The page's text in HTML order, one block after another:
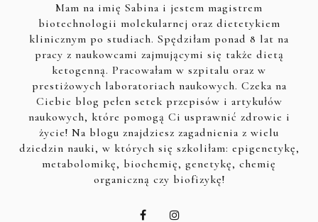
Mam na imię Sabina i jestem magistrem
biotechnologii molekularnej oraz dietetykiem
klinicznym po studiach. Spędziłam ponad 8 lat na
pracy z naukowcami zajmującymi się także dietą
ketogenną. Pracowałam w szpitalu oraz w
prestiżowych laboratoriach naukowych. Czeka na
Ciebie blog pełen setek przepisów i artykułów
naukowych, które pomogą Ci usprawnić zdrowie i
życie! Na blogu znajdziesz zagadnienia z wielu
dziedzin nauki, w których się szkoliłam: epigenetykę,
metabolomikę, biochemię, genetykę, chemię
organiczną czy biofizykę!